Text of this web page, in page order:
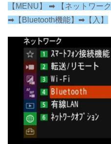
【MENU】 ➡︎ 【ネットワー
➡︎【Bluetooth機能】➡︎【入】